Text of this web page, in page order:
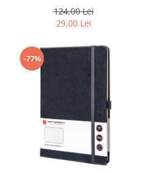
Q2-8679
124,00 Lei
29,00 Lei
-77%